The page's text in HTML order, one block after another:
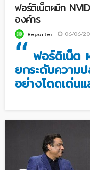
ฟอร์ติเน็ตผนึก
องค์กร
Reporter 06/06/
“ ฟอร์ติเน็ต
ยกระดับความ
อย่างโดดเด่น